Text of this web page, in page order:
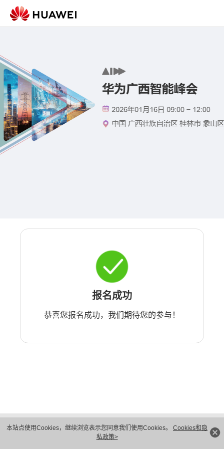
本站点使用Cookies，继续浏览表示您同意我们使用Cookies。 Cookies和隐
私政策>
报名成功
恭喜您报名成功，我们期待您的参与！
版权所有 © 华为技术有限公司 1998-2026。 保留一切权利。粤A2-20044005号
隐私保护